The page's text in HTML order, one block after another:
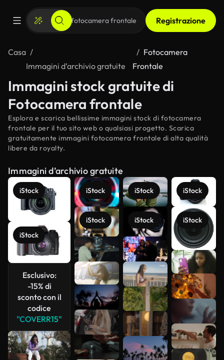
Registrazione
Casa
Immagini d’archivio gratuite
Fotocamera
Frontale
Immagini stock gratuite di
Fotocamera frontale
Esplora e scarica bellissime immagini stock di fotocamera
frontale per il tuo sito web o qualsiasi progetto. Scarica
gratuitamente immagini fotocamera frontale di alta qualità
libere da royalty.
Immagini d’archivio gratuite
iStock
iStock
Esclusivo:
-15% di
sconto con il
codice
"COVERR15"
iStock
iStock
iStock
iStock
iStock
iStock
Scopri di
più